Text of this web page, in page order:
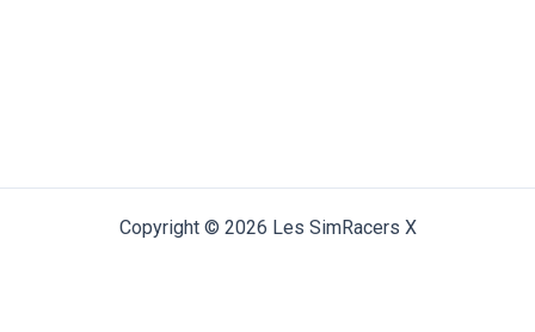
Copyright © 2026 Les SimRacers X